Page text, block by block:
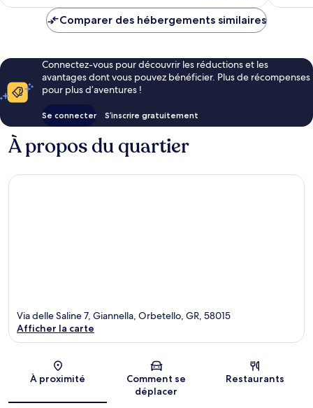
de
Comparer des hébergements similaires
Connectez-vous pour découvrir les réductions et les
avantages dont vous pouvez bénéficier. Plus de récompenses
pour plus d’aventures !
Se connecter S’inscrire gratuitement
À propos du quartier
Carte
Via delle Saline 7, Giannella, Orbetello, GR, 58015
Afficher la carte
À proximité
Comment se
déplacer
Restaurants